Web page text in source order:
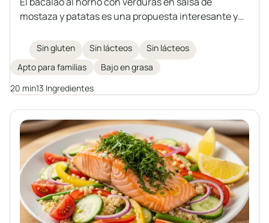
mostaza y patatas es una propuesta interesante y
protagonista. El bacalao jugoso se hornea con
verduras salteadas en una aromática salsa de
mostaza, y todo se sirve acompañado de patatas
asadas. Una opción ideal para quienes cuidan su
Sin gluten Sin lácteos
Sin lácteos
Apto para familias
Bajo en grasa
20 min13 Ingredientes